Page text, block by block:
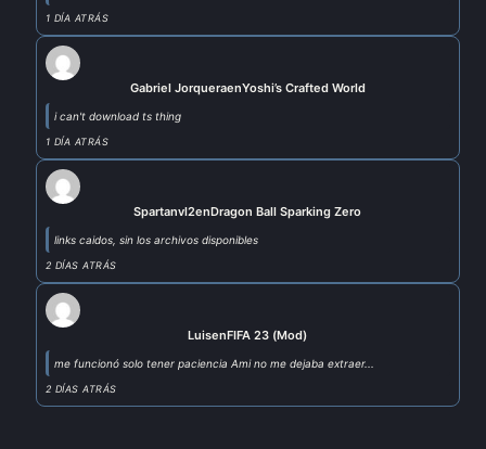
1 DÍA ATRÁS
Gabriel JorqueraenYoshi’s Crafted World
i can't download ts thing
1 DÍA ATRÁS
Spartanvl2enDragon Ball Sparking Zero
links caidos, sin los archivos disponibles
2 DÍAS ATRÁS
LuisenFIFA 23 (Mod)
me funcionó solo tener paciencia Ami no me dejaba extraer...
2 DÍAS ATRÁS